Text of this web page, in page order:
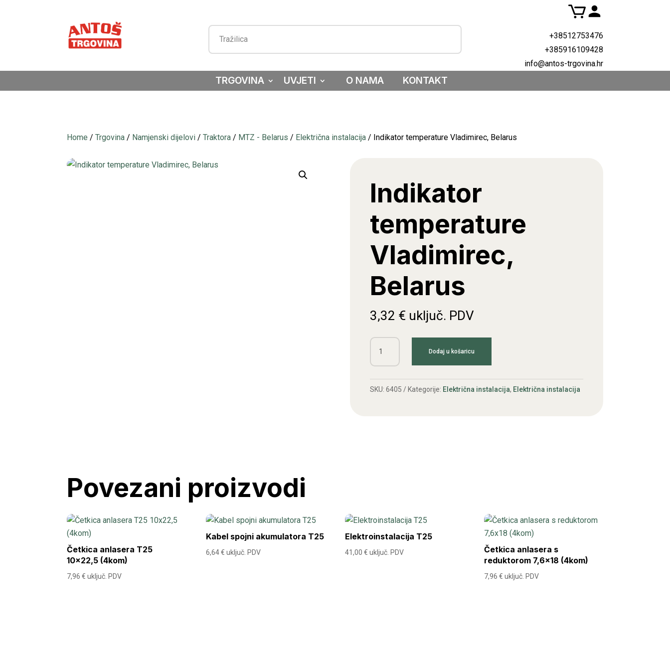
+38512753476
+385916109428
info@antos-trgovina.hr
TRGOVINA UVJETI O NAMA KONTAKT
Home /Trgovina / Namjenski dijelovi /Traktora / MTZ - Belarus / Električna instalacija / Indikator temperature Vladimirec, Belarus
Indikator
temperature
Vladimirec,
Belarus
3,32 € uključ. PDV
Indikator
temperature
Belarus
Dodaj u košaricu
SKU: 6405 Kategorije: Električna instalacija, Električna instalacija
Povezani proizvodi
Četkica anlasera T25
10×22,5 (4kom)
7,96€ uključ. PDV
Kabel spojni akumulatora T25
6,64€ uključ. PDV
Elektroinstalacija T25
41,00€ uključ. PDV
Četkica anlasera s
reduktorom 7,6×18 (4kom)
7,96€ uključ. PDV